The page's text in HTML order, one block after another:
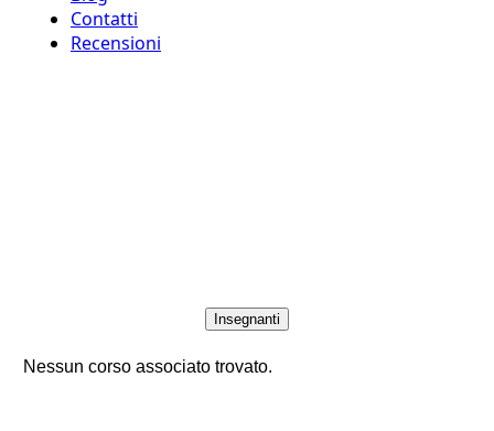
Contatti
Recensioni
Insegnanti
Nessun corso associato trovato.